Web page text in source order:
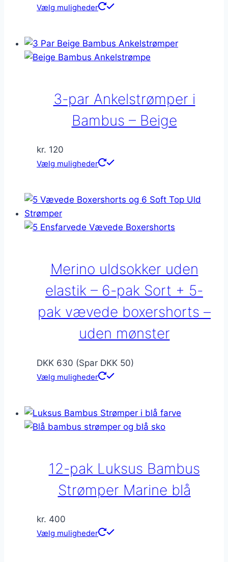
Vælg muligheder
Dette
flere
varianter.
vælges
på
varesiden
3-par Ankelstrømper i
Bambus – Beige
kr. 120
Vælg muligheder
Dette
flere
Mulighederne
på
varesiden
Merino uldsokker uden
elastik – 6-pak Sort + 5-
pak vævede boxershorts –
uden mønster
DKK 630 (Spar DKK 50)
Vælg muligheder
12-pak Luksus Bambus
Strømper Marine blå
kr. 400
Vælg muligheder
Dette